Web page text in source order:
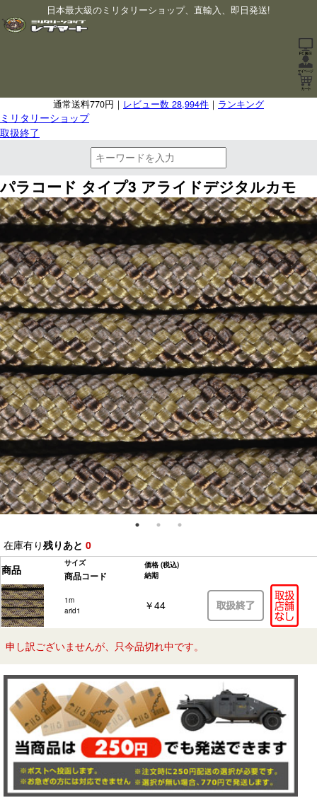
日本最大級のミリタリーショップ、直輸入、即日発送!
通常送料770円｜ レビュー数 28,994件 ｜ ランキング
ミリタリーショップ
取扱終了
パラコード タイプ3 アライドデジタルカモ
在庫有り残りあと 0
商品
サイズ
商品コード
価格 (税込)
納期
1m
arid1
￥44
申し訳ございませんが、只今品切れ中です。